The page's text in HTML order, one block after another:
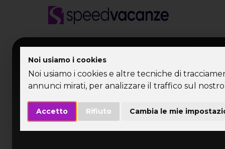
Noi usiamo i cookies
Noi usiamo i cookies e altre tecniche di
annunci mirati, per analizzare il traffico sul
Accetto Rifiuto Cambia le mie